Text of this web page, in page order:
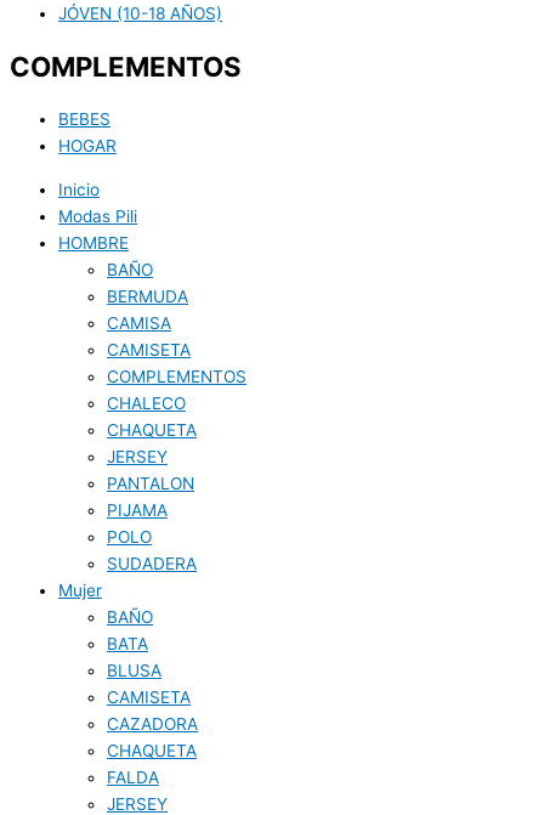
JÓVEN (10-18 AÑOS)
COMPLEMENTOS
BEBES
HOGAR
Inicio
Modas Pili
HOMBRE
BAÑO
BERMUDA
CAMISA
CAMISETA
COMPLEMENTOS
CHALECO
CHAQUETA
JERSEY
PANTALON
PIJAMA
POLO
SUDADERA
Mujer
BAÑO
BATA
BLUSA
CAMISETA
CAZADORA
CHAQUETA
FALDA
JERSEY